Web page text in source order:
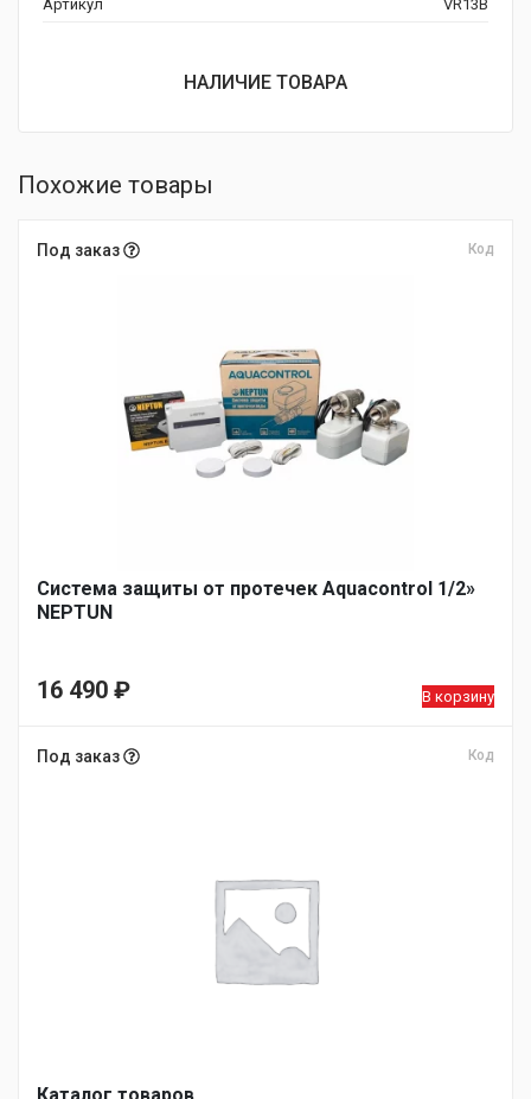
Артикул VR13B
НАЛИЧИЕ ТОВАРА
Похожие товары
Под заказ Код
Система защиты от протечек Aquacontrol 1/2»
NEPTUN
16 490 ₽ В корзину
Под заказ Код